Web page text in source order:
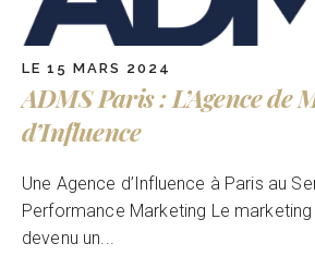
LE 15 MARS 2024
ADMS Paris : L’Agence de
d’Influence
Une Agence d’Influence à Paris au
Performance Marketing Le marketing
devenu un...